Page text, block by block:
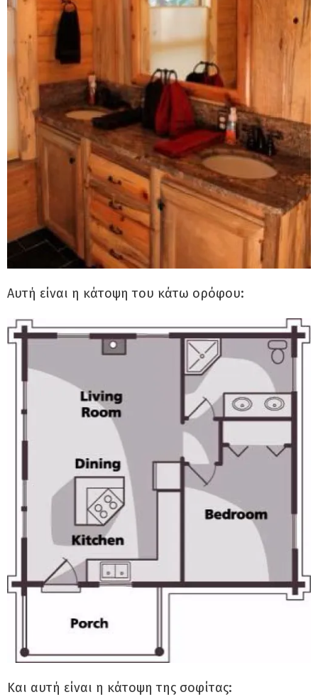
Αυτή είναι η κάτοψη του κάτω ορόφου:
Και αυτή είναι η κάτοψη της σοφίτας: